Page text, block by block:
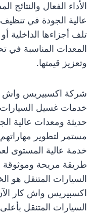
الأداء الفعال
عالية الجودة في
تلف أجزاءها الداخلية
المعدات المناسبة في
وتعزيز قيمتها.
شركة اكسبيريس واش
خدمات غسيل السيارات
حديثة ومعدات عالية
مستمر لتطوير
خدمة عالية المستوى
طريقة مريحة
السيارات المتنقل هو
اكسبيريس واش كار
السيارات المتنقل